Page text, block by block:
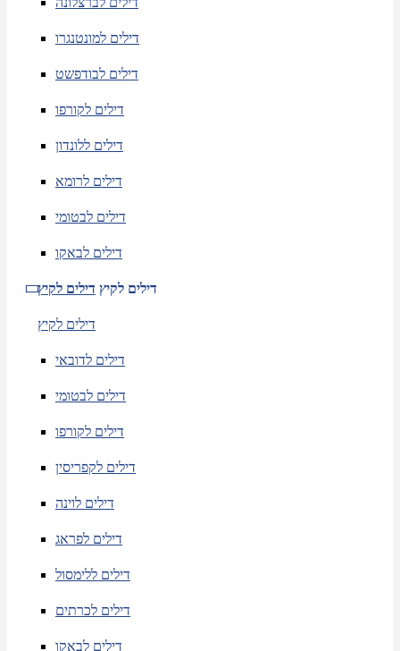
דילים למונטנגרו
דילים לבודפשט
דילים לקורפו
דילים ללונדון
דילים לרומא
דילים לבטומי
דילים לבאקו
דילים לקיץ דילים לקיץ
דילים לקיץ
דילים לדובאי
דילים לבטומי
דילים לקורפו
דילים לקפריסין
דילים לוינה
דילים לפראג
דילים ללימסול
דילים לכרתים
דילים לבאקו